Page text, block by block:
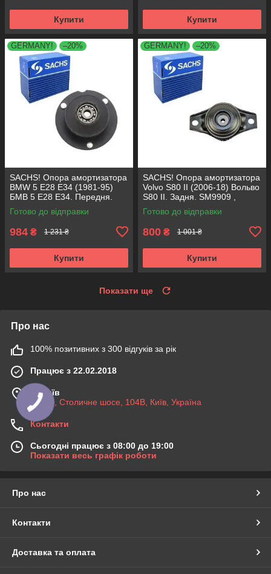
Купити Купити
GERMANY! –20%
SACHS! Опора амортизатора
BMW 5 E28 E34 (1981-95)
БМВ 5 Е28 Е34. Передня.
SM1000 , 803151 , KB650.00 ,
VKDC35801
Готово до відправки
984 ₴ 1 231 ₴
Купити
GERMANY! –20%
SACHS! Опора амортизатора
Volvo S80 II (2006-18) Вольво
S80 II. Задня. SM9909 ,
802416 , KB952.10 ,
VKDA40436
Готово до відправки
800 ₴ 1 001 ₴
Купити
Показати ще
Про нас
100% позитивних з 300 відгуків за рік
Працює з 22.02.2018
м. Київ
03045, Столичне шосе, 104B, Київ, Україна
Контакти
Сьогодні працює з 08:00 до 19:00
Показати весь графік роботи
Про нас
Контакти
Доставка та оплата